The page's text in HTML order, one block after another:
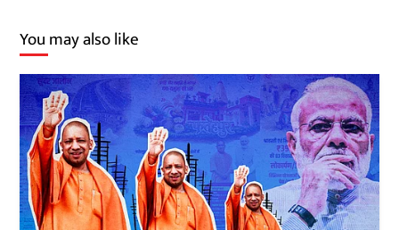
You may also like